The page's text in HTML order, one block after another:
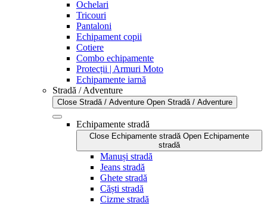
Ochelari
Tricouri
Pantaloni
Echipament copii
Cotiere
Combo echipamente
Protecții | Armuri Moto
Echipamente iarnă
Stradă / Adventure
Close Stradă / Adventure Open Stradă / Adventure
Echipamente stradă
Close Echipamente stradă Open Echipamente
stradă
Manuși stradă
Jeans stradă
Ghete stradă
Căști stradă
Cizme stradă